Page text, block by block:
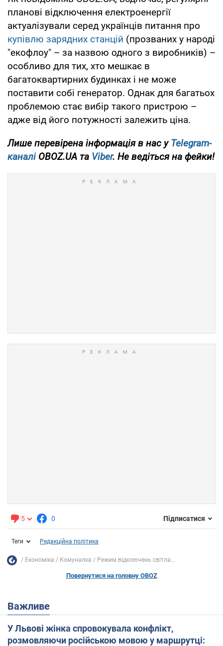
планові відключення електроенергії
актуалізували серед українців питання про
купівлю зарядних станцій (прозваних у народі
"екофлоу" – за назвою одного з виробників) –
особливо для тих, хто мешкає в
багатоквартирних будинках і не може
поставити собі генератор. Однак для багатьох
проблемою стає вибір такого пристрою –
адже від його потужності залежить ціна.
Лише перевірена інформація в нас уTelegram-
каналіOBOZ.UA та Viber. Не ведіться на фейки!
5 0 Підписатися
Теги Редакційна політика
Економіка Комуналка Режим відключень світла...
Повернутися на головну OBOZ
Важливе
У Львові жінка спровокувала конфлікт,
розмовляючи російською мовою у маршрутці: